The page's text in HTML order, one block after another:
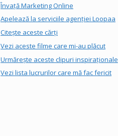
Învață Marketing Online
Apelează la serviciile agenției Loopaa
Citește aceste cărți
Vezi aceste filme care mi-au plăcut
Urmărește aceste clipuri inspiraționale
Vezi lista lucrurilor care mă fac fericit